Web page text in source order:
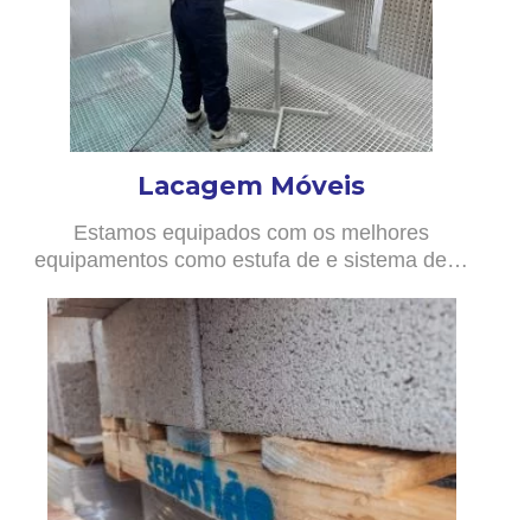
Lacagem Móveis
Estamos equipados com os melhores
equipamentos como estufa de e sistema de…